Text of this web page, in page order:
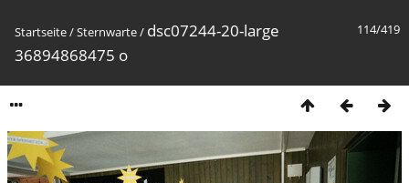
114/419
Startseite/Sternwarte/ dsc07244-20-large
36894868475 o